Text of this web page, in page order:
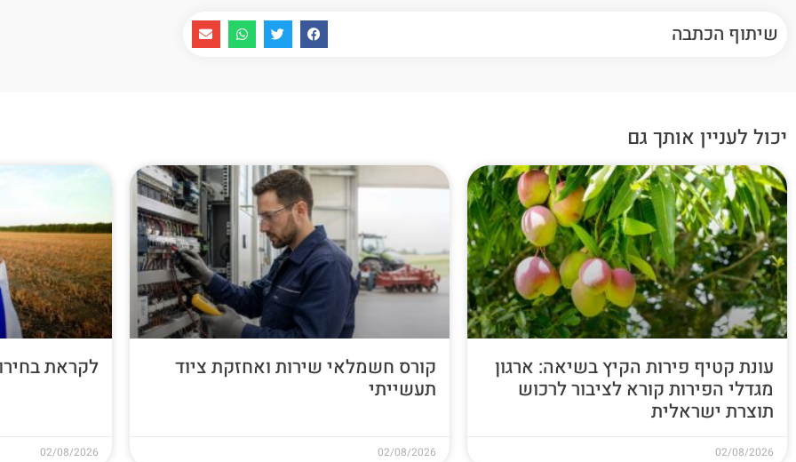
שיתוף הכתבה
יכול לעניין אותך גם
עונת קטיף פירות הקיץ בשיאה: ארגון
מגדלי הפירות קורא לציבור לרכוש
תוצרת ישראלית
02/08/2026
קורס חשמלאי שירות ואחזקת ציוד
תעשייתי
02/08/2026
לקראת בחירות
02/08/2026